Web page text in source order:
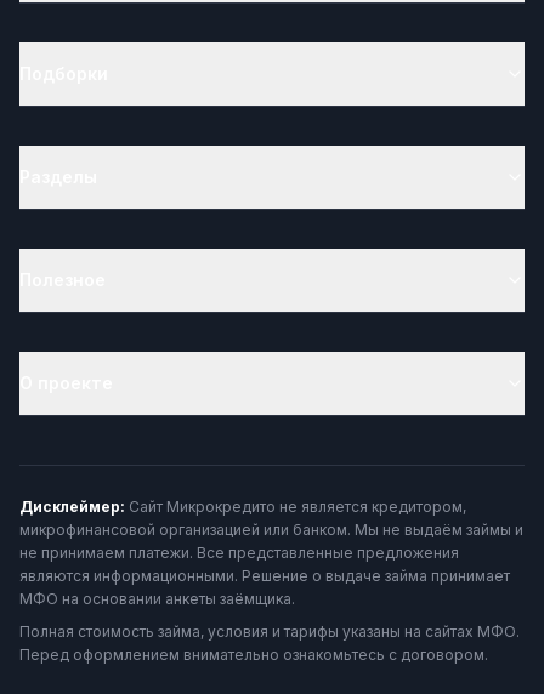
Дисклеймер: Сайт Микрокредито не является кредитором,
микрофинансовой организацией или банком. Мы не выдаём займы и
не принимаем платежи. Все представленные предложения
являются информационными. Решение о выдаче займа принимает
МФО на основании анкеты заёмщика.
Полная стоимость займа, условия и тарифы указаны на сайтах МФО.
Перед оформлением внимательно ознакомьтесь с договором.